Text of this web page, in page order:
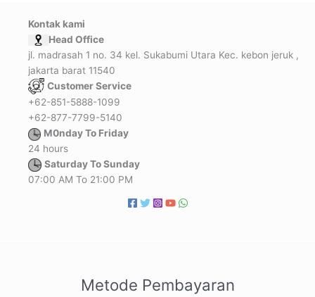
Kontak kami
Head Office
jl. madrasah 1 no. 34 kel. Sukabumi Utara Kec. kebon jeruk ,
jakarta barat 11540
Customer Service
+62-851-5888-1099
+62-877-7799-5140
M0nday To Friday
24 hours
Saturday To Sunday
07:00 AM To 21:00 PM
Metode Pembayaran